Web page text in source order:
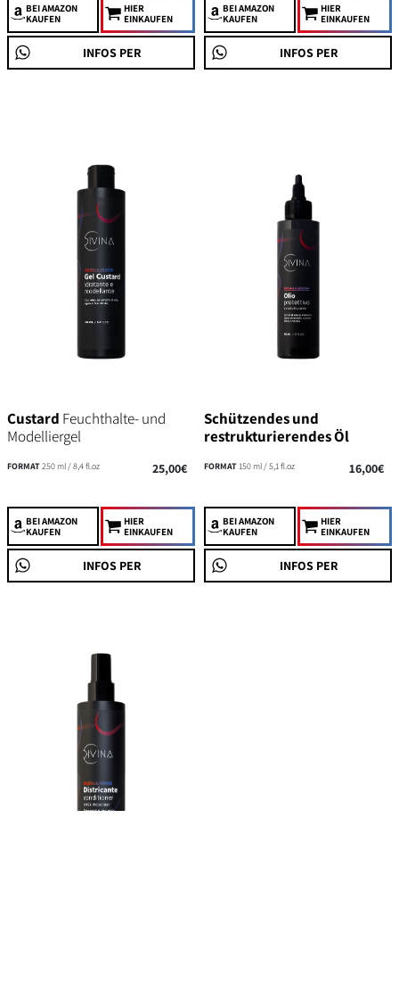
BEI AMAZON
KAUFEN
HIER
EINKAUFEN
INFOS PER
BEI AMAZON
KAUFEN
HIER
EINKAUFEN
INFOS PER
Custard Feuchthalte- und
Modelliergel
FORMAT250 ml / 8,4 fl.oz 25,00€
BEI AMAZON
KAUFEN
HIER
EINKAUFEN
INFOS PER
Schützendes und
restrukturierendes Öl
FORMAT150 ml / 5,1 fl.oz 16,00€
BEI AMAZON
KAUFEN
HIER
EINKAUFEN
INFOS PER